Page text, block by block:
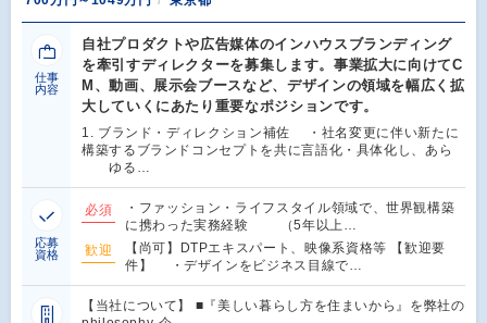
仕事
内容
自社プロダクトや広告媒体のインハウスブランディング
を牽引すディレクターを募集します。事業拡大に向けてC
M、動画、展示会ブースなど、デザインの領域を幅広く拡
大していくにあたり重要なポジションです。
1. ブランド・ディレクション補佐 ・社名変更に伴い新たに
構築するブランドコンセプトを共に言語化・具体化し、あら
ゆる…
応募
資格
必須
・ファッション・ライフスタイル領域で、世界観構築
に携わった実務経験 （5年以上…
歓迎
【尚可】DTPエキスパート、映像系資格等 【歓迎要
件】 ・デザインをビジネス目線で…
【当社について】 ■『美しい暮らし方を住まいから』を弊社の